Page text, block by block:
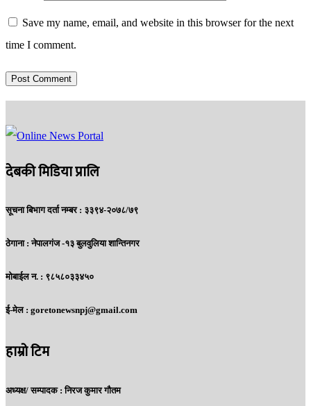
Save my name, email, and website in this browser for the next
time I comment.
देबकी मिडिया प्रालि
सूचना बिभाग दर्ता नम्बर : ३३९४-२०७८/७९
ठेगाना :नेपालगंज -१३ बुलवुलिया शान्तिनगर
मोबाईल न. : ९८५८०३३४५०
ई-मेल : goretonewsnpj@gmail.com
हाम्रो टिम
अध्यक्ष/ सम्पादक : निरज कुमार गौतम